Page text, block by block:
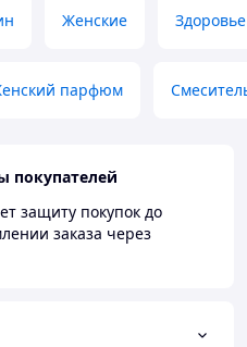
Женские Здоровье
парфюм
покупателей
защиту покупок до
заказа через